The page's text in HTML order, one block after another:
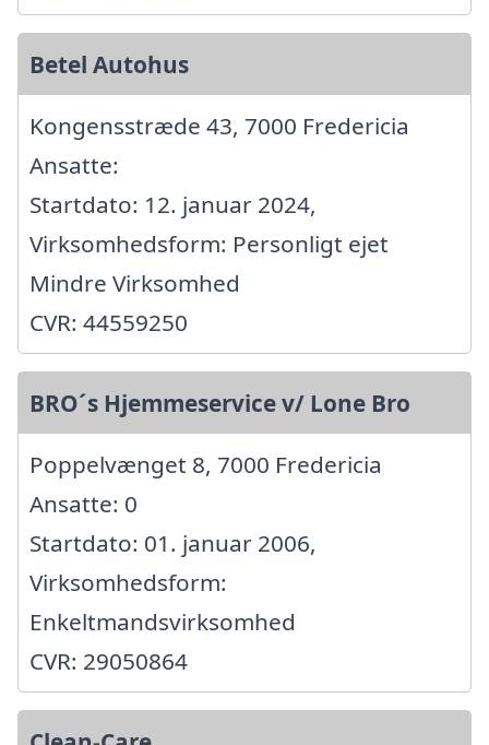
Betel Autohus
Kongensstræde 43, 7000 Fredericia
Ansatte:
Startdato: 12. januar 2024,
Virksomhedsform: Personligt ejet
Mindre Virksomhed
CVR: 44559250
BRO´s Hjemmeservice v/ Lone Bro
Poppelvænget 8, 7000 Fredericia
Ansatte: 0
Startdato: 01. januar 2006,
Virksomhedsform:
Enkeltmandsvirksomhed
CVR: 29050864